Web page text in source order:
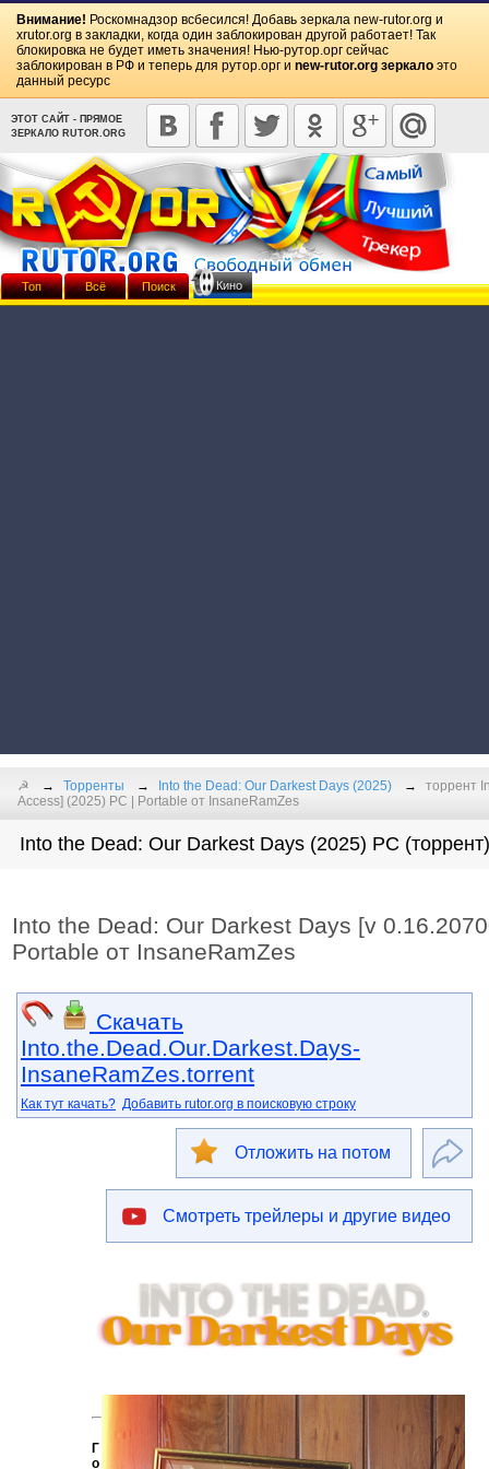
Внимание! Роскомнадзор всбесился! Добавь зеркала new-rutor.org и
xrutor.org в закладки, когда один заблокирован другой работает! Так
блокировка не будет иметь значения! Нью-рутор.орг сейчас
заблокирован в РФ и теперь для рутор.орг и new-rutor.org зеркало это
данный ресурс
ЭТОТ САЙТ - ПРЯМОЕ
ЗЕРКАЛО RUTOR.ORG
☭ Торренты Into the Dead: Our Darkest Days (2025)
торрент
Access] (2025) PC | Portable от InsaneRamZes
Into the Dead: Our Darkest Days (2025) PC (торрент)
Into the Dead: Our Darkest Days [v
Portable от InsaneRamZes
Скачать
Into.the.Dead.Our.Darkest.Days-
InsaneRamZes.torrent
Как тут качать? Добавить rutor.org в поисковую строку
Отложить на потом
Смотреть трейлеры и другие видео
Г
о